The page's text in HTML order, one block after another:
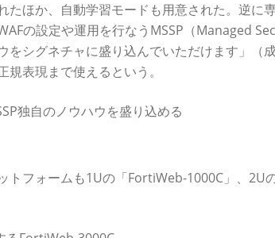
たほか、自動学習モードも用意された。逆に
の設定や運用を行なうMSSP（Managed
をシグネチャに盛り込んでいただけます」（
表現まで使えるという。
独自のノウハウを盛り込める
トフォームも1Uの「FortiWeb-1000C」、2U